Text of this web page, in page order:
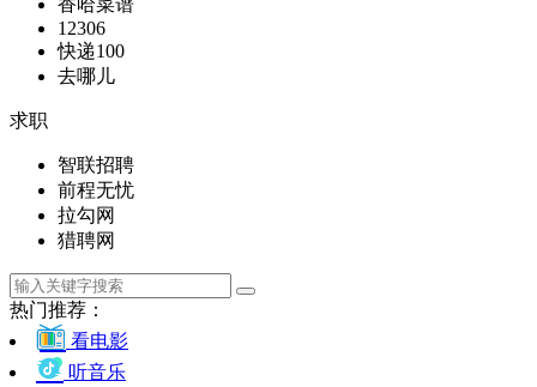
香哈菜谱
12306
快递100
去哪儿
求职
智联招聘
前程无忧
拉勾网
猎聘网
热门推荐：
看电影
听音乐